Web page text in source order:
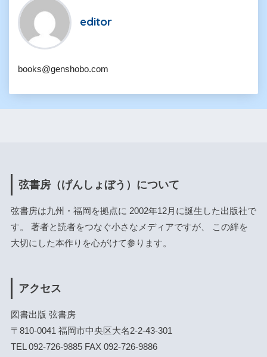
editor
books@genshobo.com
弦書房（げんしょぼう）について
弦書房は九州・福岡を拠点に 2002年12月に誕生した出版社で
す。 著者と読者をつなぐ小さなメディアですが、 この絆を
大切にした本作りを心がけて参ります。
アクセス
図書出版 弦書房
〒810-0041 福岡市中央区大名2-2-43-301
TEL 092-726-9885 FAX 092-726-9886